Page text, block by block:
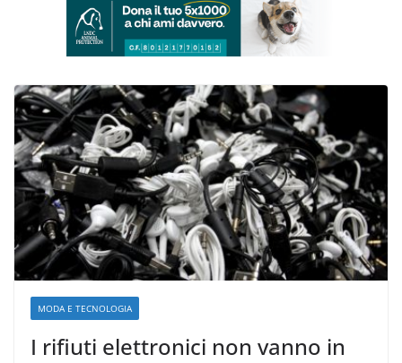
MODA E TECNOLOGIA
I rifiuti elettronici non vanno in